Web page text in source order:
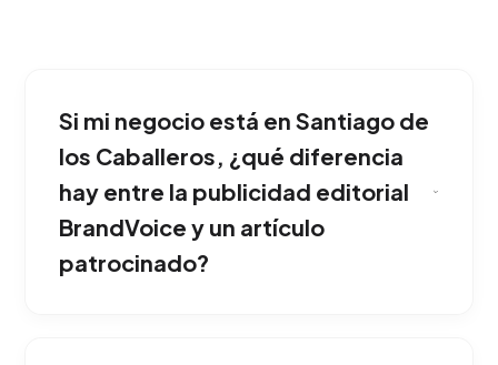
Si mi negocio está en Santiago de
los Caballeros, ¿qué diferencia
hay entre la publicidad editorial
BrandVoice y un artículo
patrocinado?